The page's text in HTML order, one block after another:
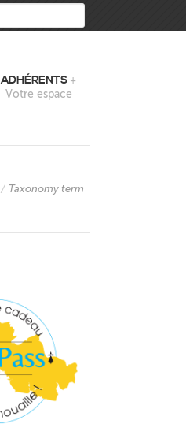
ADHÉRENTS
Votre espace
/ Taxonomy term